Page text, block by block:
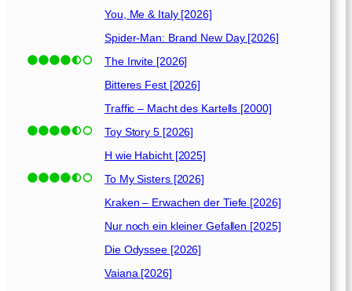
You, Me & Italy [2026]
Spider-Man: Brand New Day [2026]
The Invite [2026]
Bitteres Fest [2026]
Traffic – Macht des Kartells [2000]
Toy Story 5 [2026]
H wie Habicht [2025]
To My Sisters [2026]
Kraken – Erwachen der Tiefe [2026]
Nur noch ein kleiner Gefallen [2025]
Die Odyssee [2026]
Vaiana [2026]